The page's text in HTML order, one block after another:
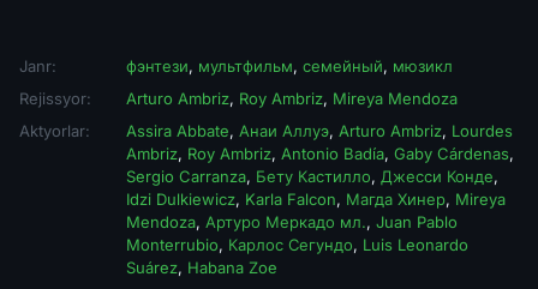
Janr: фэнтези, мультфильм, семейный, мюзикл
Rejissyor:
Arturo Ambriz, Roy Ambriz, Mireya Mendoza
Aktyorlar:
Assira Abbate, Анаи Аллуэ, Arturo Ambriz, Lourdes
Ambriz, Roy Ambriz, Antonio Badía, Gaby Cárdenas,
Sergio Carranza, Бету Кастилло, Джесси Конде,
Idzi Dulkiewicz, Karla Falcon, Магда Хинер, Mireya
Mendoza, Артуро Меркадо мл., Juan Pablo
Monterrubio, Карлос Сегундо, Luis Leonardo
Suárez, Habana Zoe